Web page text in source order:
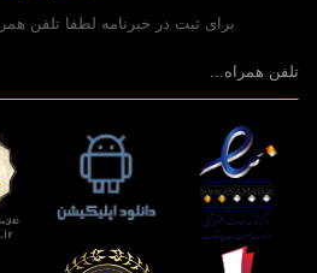
برای ثبت در خبرنامه لطفا تلفن